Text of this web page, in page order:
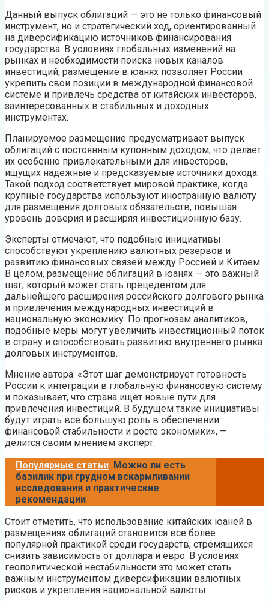
Данный выпуск облигаций — это не только финансовый
инструмент, но и стратегический ход, ориентированный
на диверсификацию источников финансирования
государства. В условиях глобальных изменений на
рынках и необходимости поиска новых каналов
инвестиций, размещение в юанях позволяет России
укрепить свои позиции в международной финансовой
системе и привлечь средства от китайских инвесторов,
заинтересованных в стабильных и доходных
инструментах.
Планируемое размещение предусматривает выпуск
облигаций с постоянным купонным доходом, что делает
их особенно привлекательными для инвесторов,
ищущих надежные и предсказуемые источники дохода.
Такой подход соответствует мировой практике, когда
крупные государства используют иностранную валюту
для размещения долговых обязательств, повышая
уровень доверия и расширяя инвестиционную базу.
Эксперты отмечают, что подобные инициативы
способствуют укреплению валютных резервов и
развитию финансовых связей между Россией и Китаем.
В целом, размещение облигаций в юанях — это важный
шаг, который может стать прецедентом для
дальнейшего расширения российского долгового рынка
и привлечения международных инвестиций в
национальную экономику. По прогнозам аналитиков,
подобные меры могут увеличить инвестиционный поток
в страну и способствовать развитию внутреннего рынка
долговых инструментов.
Мнение автора: «Этот шаг демонстрирует готовность
России к интеграции в глобальную финансовую систему
и показывает, что страна ищет новые пути для
привлечения инвестиций. В будущем такие инициативы
будут играть все большую роль в обеспечении
финансовой стабильности и росте экономики», —
делится своим мнением эксперт.
Популярные статьи Можно ли есть
базилик при грудном вскармливании
исследования и практические
рекомендации
Стоит отметить, что использование китайских юаней в
размещениях облигаций становится все более
популярной практикой среди государств, стремящихся
снизить зависимость от доллара и евро. В условиях
геополитической нестабильности это может стать
важным инструментом диверсификации валютных
рисков и укрепления национальной валюты.